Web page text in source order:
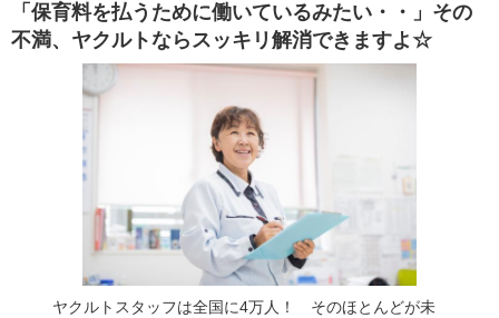
「保育料を払うために働いているみたい・・」その
不満、ヤクルトならスッキリ解消できますよ☆
ヤクルトスタッフは全国に4万人！ そのほとんどが未